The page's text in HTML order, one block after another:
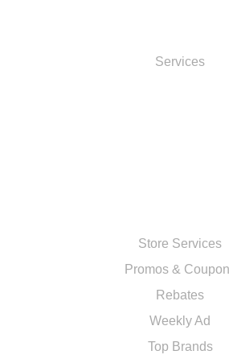
Services
Store Services
Promos &
Rebates
Weekly Ad
Top Brands